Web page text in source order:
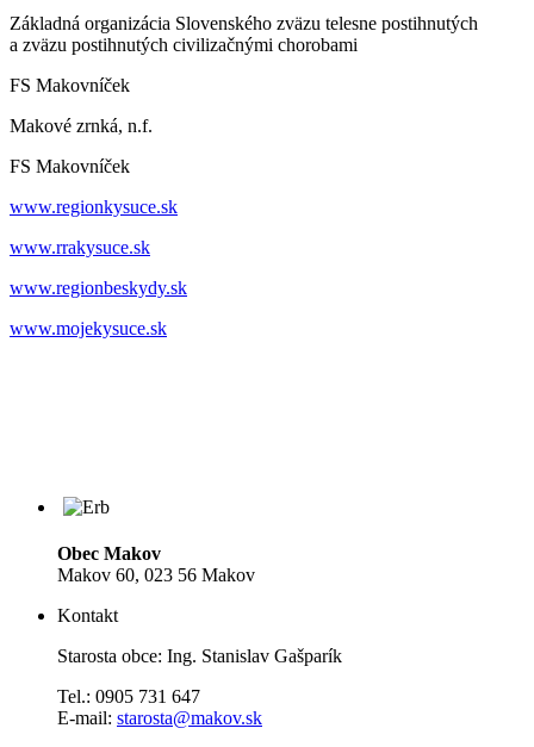
Základná organizácia Slovenského zväzu telesne postihnutých
a zväzu postihnutých civilizačnými chorobami
FS Makovníček
Makové zrnká, n.f.
FS Makovníček
www.regionkysuce.sk
www.rrakysuce.sk
www.regionbeskydy.sk
www.mojekysuce.sk
Obec Makov
Makov 60, 023 56 Makov
Kontakt
Starosta obce: Ing. Stanislav Gašparík
Tel.: 0905 731 647
E-mail: starosta@makov.sk